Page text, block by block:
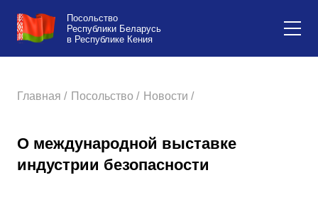
Посольство
Республики Беларусь
в Республике Кения
Главная / Посольство / Новости /
О международной выставке
индустрии безопасности